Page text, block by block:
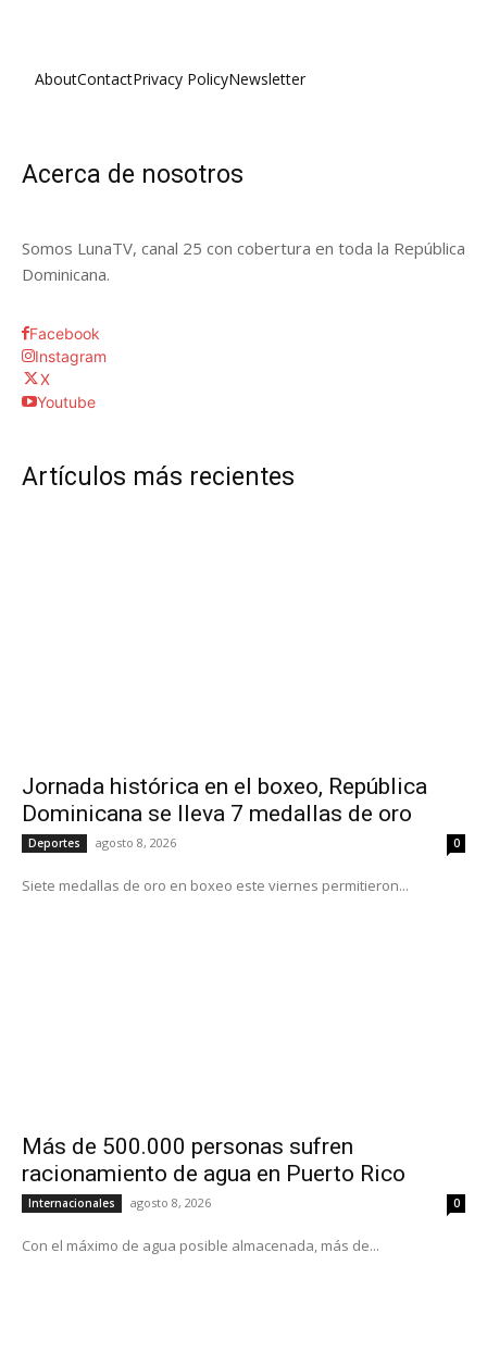
AboutContactPrivacy PolicyNewsletter
Acerca de nosotros
Somos LunaTV, canal 25 con cobertura en toda la República
Dominicana.
Facebook
Instagram
X
Youtube
Artículos más recientes
Jornada histórica en el boxeo, República
Dominicana se lleva 7 medallas de oro
Deportes agosto 8, 2026 0
Siete medallas de oro en boxeo este viernes permitieron...
Más de 500.000 personas sufren
racionamiento de agua en Puerto Rico
Internacionales agosto 8, 2026 0
Con el máximo de agua posible almacenada, más de...